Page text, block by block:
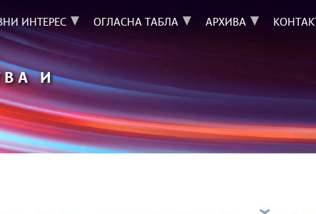
ИНТЕРЕС ОГЛАСНА ТАБЛА АРХИВА КОНТАКТ
И